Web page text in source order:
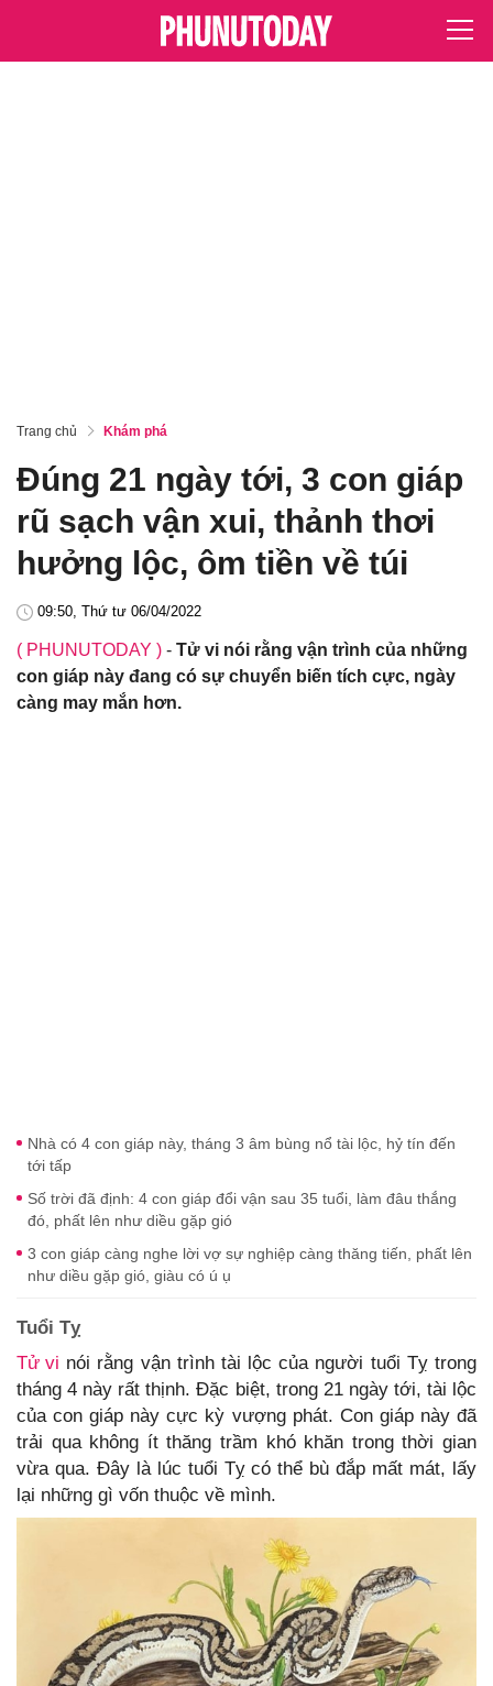
Trang chủ Khám phá
Đúng 21 ngày tới, 3 con giáp
rũ sạch vận xui, thảnh thơi
hưởng lộc, ôm tiền về túi
09:50, Thứ tư 06/04/2022
( PHUNUTODAY ) - Tử vi nói rằng vận trình của những
con giáp này đang có sự chuyển biến tích cực, ngày
càng may mắn hơn.
Nhà có 4 con giáp này, tháng 3 âm bùng nổ tài lộc, hỷ tín đến
tới tấp
Số trời đã định: 4 con giáp đổi vận sau 35 tuổi, làm đâu thắng
đó, phất lên như diều gặp gió
3 con giáp càng nghe lời vợ sự nghiệp càng thăng tiến, phất lên
như diều gặp gió, giàu có ú ụ
Tuổi Tỵ
Tử vi nói rằng vận trình tài lộc của người tuổi Tỵ trong
tháng 4 này rất thịnh. Đặc biệt, trong 21 ngày tới, tài lộc
của con giáp này cực kỳ vượng phát. Con giáp này đã
trải qua không ít thăng trầm khó khăn trong thời gian
vừa qua. Đây là lúc tuổi Tỵ có thể bù đắp mất mát, lấy
lại những gì vốn thuộc về mình.